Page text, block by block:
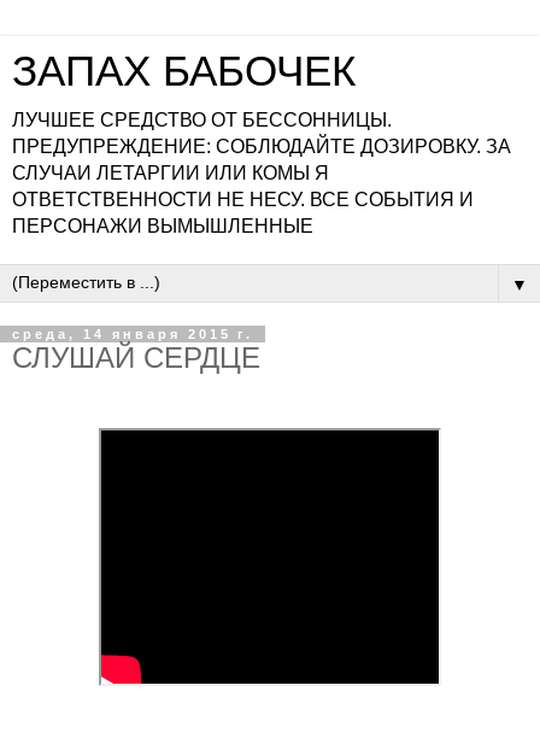
ЗАПАХ БАБОЧЕК
ЛУЧШЕЕ СРЕДСТВО ОТ БЕССОННИЦЫ.
ПРЕДУПРЕЖДЕНИЕ: СОБЛЮДАЙТЕ ДОЗИРОВКУ. ЗА
СЛУЧАИ ЛЕТАРГИИ ИЛИ КОМЫ Я
ОТВЕТСТВЕННОСТИ НЕ НЕСУ. ВСЕ СОБЫТИЯ И
ПЕРСОНАЖИ ВЫМЫШЛЕННЫЕ
▼
среда, 14 января 2015 г.
СЛУШАЙ СЕРДЦЕ